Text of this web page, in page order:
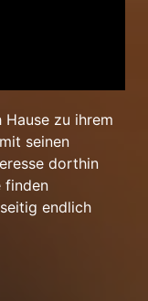
zu ihrem
seinen
dorthin
finden
endlich